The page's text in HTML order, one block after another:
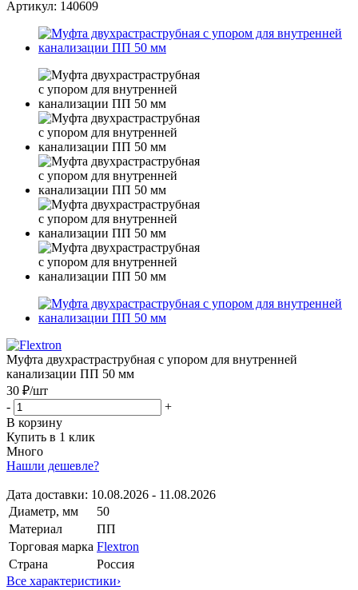
Артикул: 140609
Муфта двухрастраструбная с упором для внутренней
канализации ПП 50 мм
30 ₽/шт
-
+
В корзину
Купить в 1 клик
Много
Нашли дешевле?
Дата доставки: 10.08.2026 - 11.08.2026
Диаметр, мм
50
Материал
ПП
Торговая марка Flextron
Страна
Россия
Все характеристики›